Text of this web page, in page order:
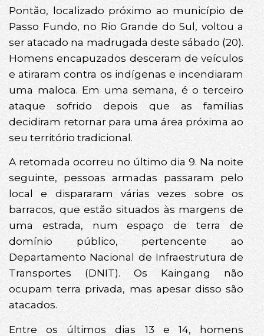
Pontão, localizado próximo ao município de
Passo Fundo, no Rio Grande do Sul, voltou a
ser atacado na madrugada deste sábado (20).
Homens encapuzados desceram de veículos
e atiraram contra os indígenas e incendiaram
uma maloca. Em uma semana, é o terceiro
ataque sofrido depois que as famílias
decidiram retornar para uma área próxima ao
seu território tradicional.
A retomada ocorreu no último dia 9. Na noite
seguinte, pessoas armadas passaram pelo
local e dispararam várias vezes sobre os
barracos, que estão situados às margens de
uma estrada, num espaço de terra de
domínio público, pertencente ao
Departamento Nacional de Infraestrutura de
Transportes (DNIT). Os Kaingang não
ocupam terra privada, mas apesar disso são
atacados.
Entre os últimos dias 13 e 14, homens